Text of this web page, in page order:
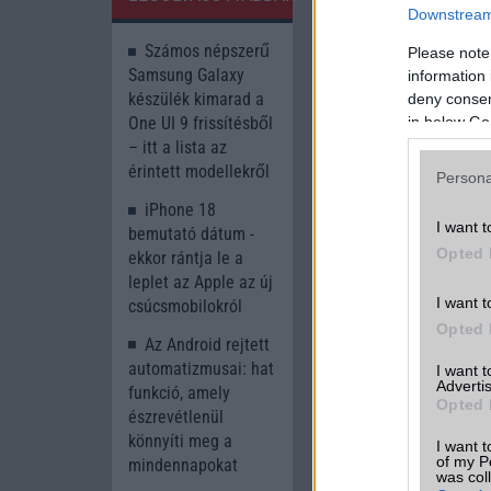
Please
information
deny
in below
I want
Opted
I want
Opted
I want
Opted
I want
of my
was
A watchOS 26
iPhone, azaz
Minden Apple
watchOS 26-tal,
9to5 Mac
Számos népszerű
Samsung Galaxy
készülék kimarad a
One UI 9 frissítésből
– itt a lista az
érintett modellekről
iPhone 18
bemutató dátum -
ekkor rántja le a
leplet az Apple az új
csúcsmobilokról
Az Android rejtett
automatizmusai: hat
funkció, amely
észrevétlenül
könnyíti meg a
mindennapokat